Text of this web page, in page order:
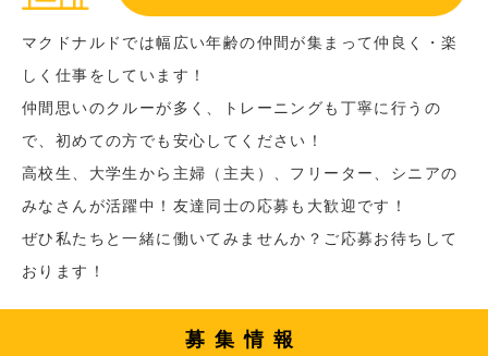
マクドナルドでは幅広い年齢の仲間が集まって仲良く・楽
しく仕事をしています！
仲間思いのクルーが多く、トレーニングも丁寧に行うの
で、初めての方でも安心してください！
高校生、大学生から主婦（主夫）、フリーター、シニアの
みなさんが活躍中！友達同士の応募も大歓迎です！
ぜひ私たちと一緒に働いてみませんか？ご応募お待ちして
おります！
募集情報